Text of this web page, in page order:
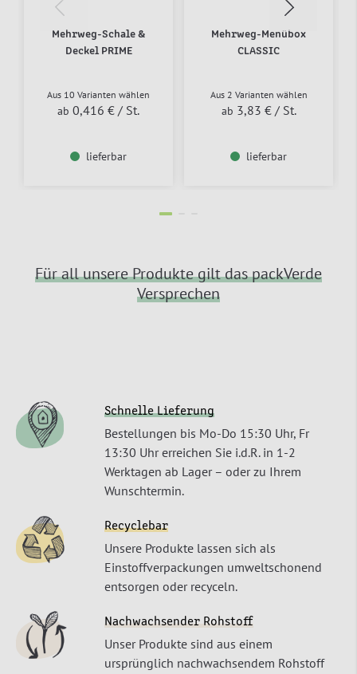
Mehrweg-Schale &
Deckel PRIME
Aus 10 Varianten wählen
ab 0,416 € / St.
lieferbar
Mehrweg-Menübox
CLASSIC
Aus 2 Varianten wählen
ab 3,83 € / St.
lieferbar
Für all unsere Produkte gilt das packVerde
Versprechen
Schnelle Lieferung
Bestellungen bis Mo-Do 15:30 Uhr, Fr
13:30 Uhr erreichen Sie i.d.R. in 1-2
Werktagen ab Lager – oder zu Ihrem
Wunschtermin.
Recyclebar
Unsere Produkte lassen sich als
Einstoffverpackungen umweltschonend
entsorgen oder recyceln.
Nachwachsender Rohstoff
Unser Produkte sind aus einem
ursprünglich nachwachsendem Rohstoff